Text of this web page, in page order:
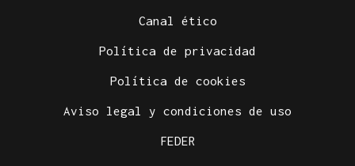
Canal ético
Política de privacidad
Política de cookies
Aviso legal y condiciones de uso
FEDER